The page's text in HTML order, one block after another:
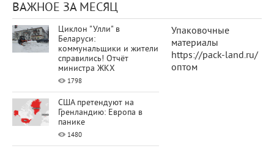
ВАЖНОЕ ЗА МЕСЯЦ
Циклон "Улли" в
Беларуси:
коммунальщики и жители
справились! Отчёт
министра ЖКХ
1798
США претендуют на
Гренландию: Европа в
панике
1480
Упаковочные
материалы
https://pack-land.ru/
оптом